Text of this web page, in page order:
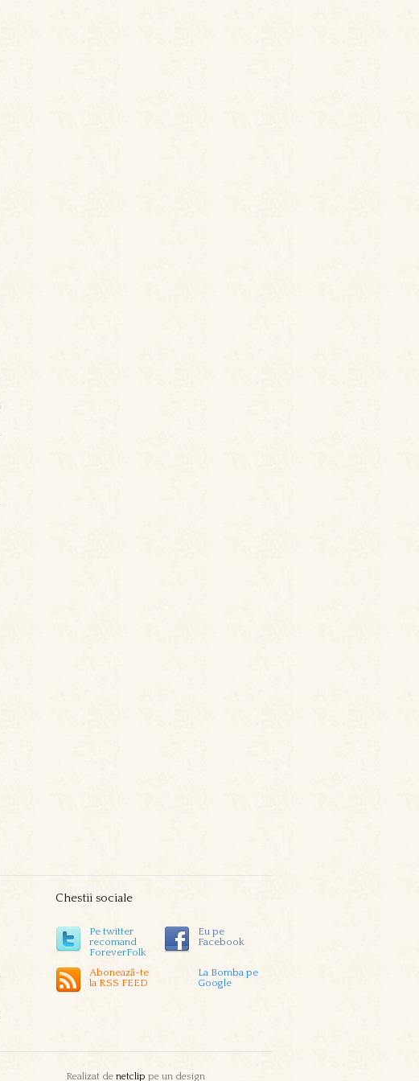
Chestii sociale
Pe twitter
recomand
ForeverFolk
Eu pe
Facebook
Abonează-te
la RSS FEED
La Bomba pe
Google
Realizat de netclip pe un design